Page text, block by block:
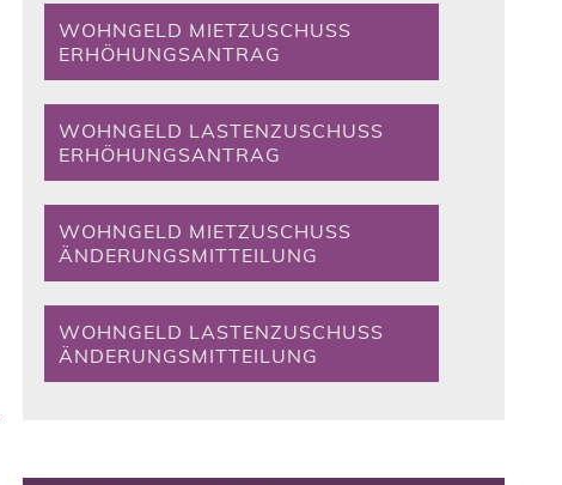
WOHNGELD MIETZUSCHUSS
ERHÖHUNGSANTRAG
WOHNGELD LASTENZUSCHUSS
ERHÖHUNGSANTRAG
WOHNGELD MIETZUSCHUSS
ÄNDERUNGSMITTEILUNG
WOHNGELD LASTENZUSCHUSS
ÄNDERUNGSMITTEILUNG